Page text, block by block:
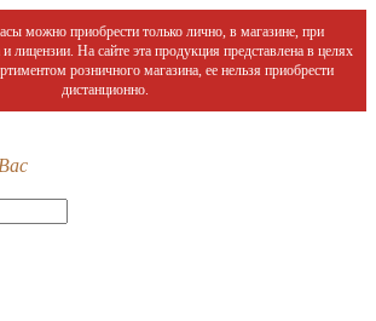
можно приобрести только лично, в магазине, при
лицензии. На сайте эта продукция представлена в целях
розничного магазина, ее нельзя приобрести
дистанционно.